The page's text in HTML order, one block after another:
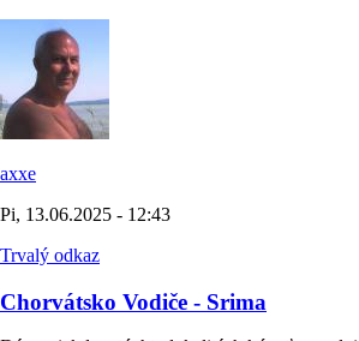
axxe
Pi, 13.06.2025 - 12:43
Trvalý odkaz
Chorvátsko Vodiče - Srima